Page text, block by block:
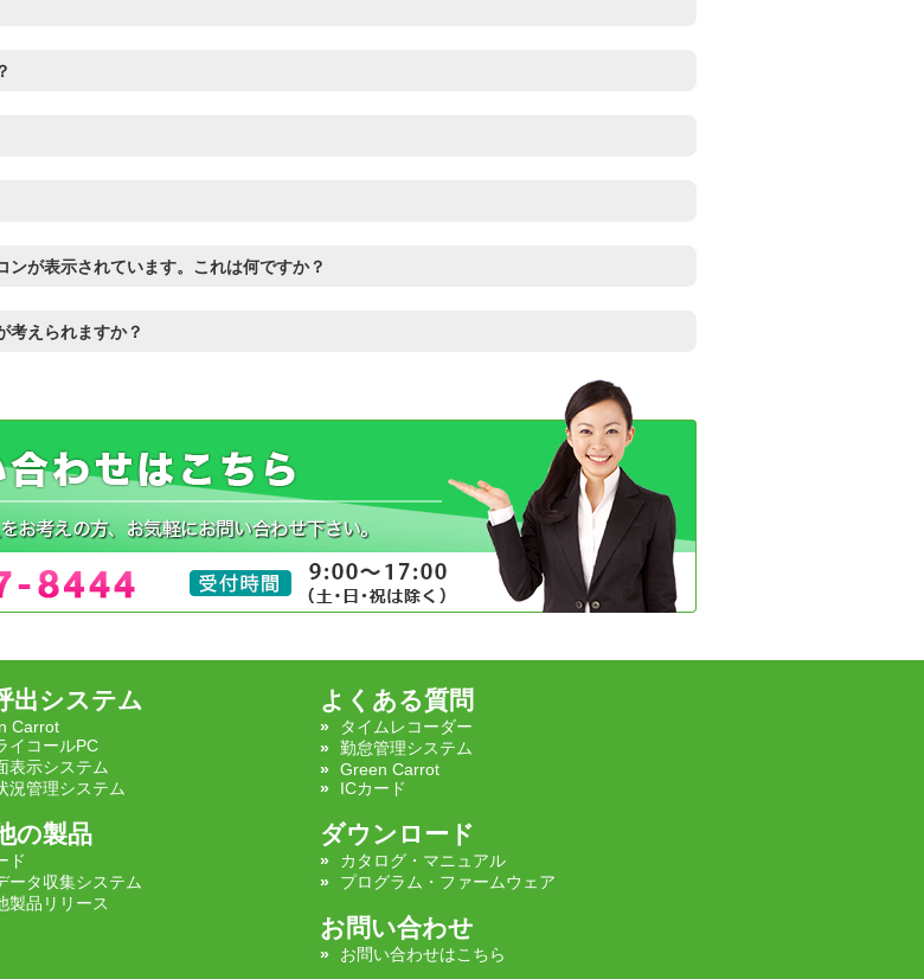
が表示されています。これは何ですか？
が考えられますか？
出システム
Carrot
イコールPC
表示システム
況管理システム
の製品
ド
ータ収集システム
製品リリース
よくある質問
タイムレコーダー
勤怠管理システム
Green Carrot
ICカード
ダウンロード
カタログ・マニュアル
プログラム・ファームウェア
お問い合わせ
お問い合わせはこちら